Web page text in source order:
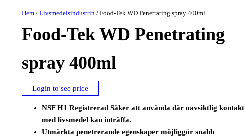
Hem /Livsmedelsindustrin / Food-Tek WD Penetrating spray 400ml
Food-Tek WD Penetrating
spray 400ml
Login to see price
NSF H1 Registrerad Säker att använda där oavsiktlig kontakt
med livsmedel kan inträffa.
Utmärkta penetrerande egenskaper möjliggör snabb